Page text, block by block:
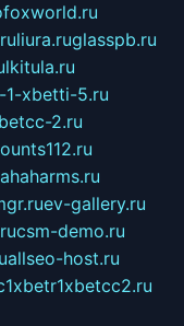
liura.ruglasspb.ru
xbetti-5.ru
2.ru
ev-gallery.ru
csm-demo.ru
allseo-host.ru